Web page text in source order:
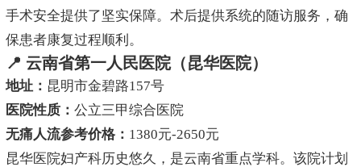
手术安全提供了坚实保障。术后提供系统的随访服务，确
保患者康复过程顺利。
📍 云南省第一人民医院（昆华医院）
地址： 昆明市金碧路157号
医院性质： 公立三甲综合医院
无痛人流参考价格： 1380元-2650元
昆华医院妇产科历史悠久，是云南省重点学科。该院计划